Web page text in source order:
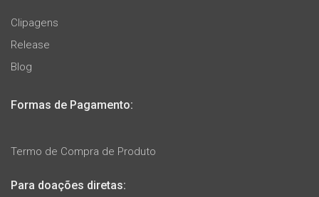
Clipagens
Release
Blog
Formas de Pagamento:
Termo de Compra de Produto
Para doações diretas: